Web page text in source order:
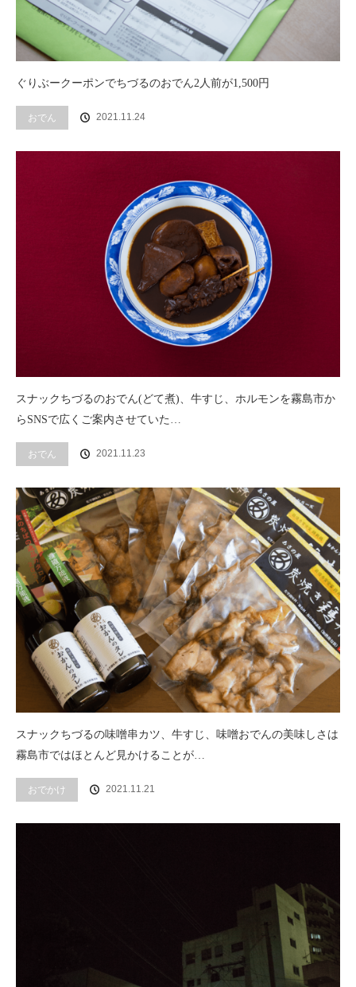
ぐりぶークーポンでちづるのおでん2人前が1,500円
おでん 2021.11.24
スナックちづるのおでん(どて煮)、牛すじ、ホルモンを霧島市か
らSNSで広くご案内させていた…
おでん 2021.11.23
スナックちづるの味噌串カツ、牛すじ、味噌おでんの美味しさは
霧島市ではほとんど見かけることが…
おでかけ 2021.11.21